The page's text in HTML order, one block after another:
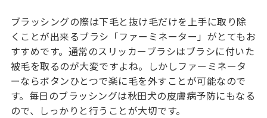
ブラッシングの際は下毛と抜け毛だけを上手に取り除
くことが出来るブラシ「ファーミネーター」がとてもお
すすめです。通常のスリッカーブラシはブラシに付いた
被毛を取るのが大変ですよね。しかしファーミネータ
ーならボタンひとつで楽に毛を外すことが可能なので
す。毎日のブラッシングは秋田犬の皮膚病予防にもなる
ので、しっかりと行うことが大切です。